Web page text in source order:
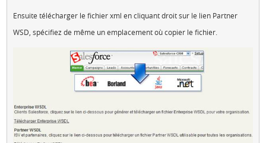
Ensuite télécharger le fichier xml en cliquant droit sur le lien Partner
WSD, spécifiez de même un emplacement où copier le fichier.